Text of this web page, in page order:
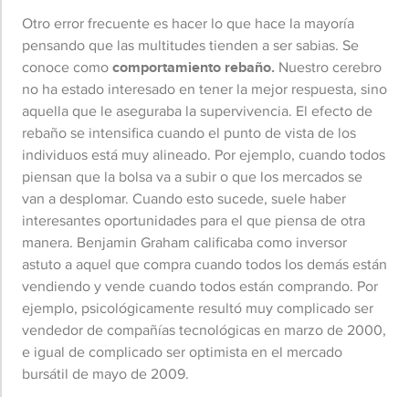
Otro error frecuente es hacer lo que hace la mayoría
pensando que las multitudes tienden a ser sabias. Se
conoce comocomportamiento rebaño. Nuestro cerebro
no ha estado interesado en tener la mejor respuesta, sino
aquella que le aseguraba la supervivencia. El efecto de
rebaño se intensifica cuando el punto de vista de los
individuos está muy alineado. Por ejemplo, cuando todos
piensan que la bolsa va a subir o que los mercados se
van a desplomar. Cuando esto sucede, suele haber
interesantes oportunidades para el que piensa de otra
manera. Benjamin Graham calificaba como inversor
astuto a aquel que compra cuando todos los demás están
vendiendo y vende cuando todos están comprando. Por
ejemplo, psicológicamente resultó muy complicado ser
vendedor de compañías tecnológicas en marzo de 2000,
e igual de complicado ser optimista en el mercado
bursátil de mayo de 2009.